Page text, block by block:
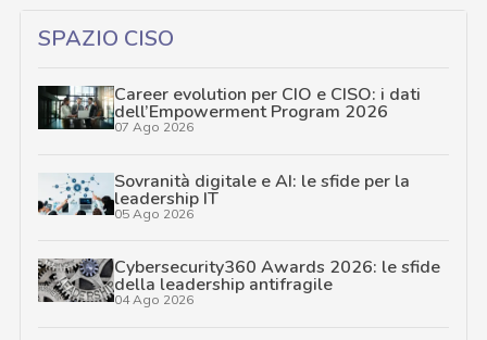
SPAZIO CISO
Career evolution per CIO e CISO: i dati
dell’Empowerment Program 2026
07 Ago 2026
Sovranità digitale e AI: le sfide per la
leadership IT
05 Ago 2026
Cybersecurity360 Awards 2026: le sfide
della leadership antifragile
04 Ago 2026